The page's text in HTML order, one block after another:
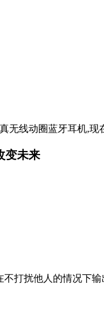
无线动圈蓝牙耳机,
变未来
打扰他人的情况下